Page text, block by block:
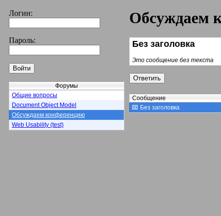
Логин:
Пароль:
Форумы
Общие вопросы
Document Object Model
Обсуждаем конференцию
Web Usability (test)
Обсуждаем
Без заголовка
Это сообщение без текста
Сообщение
Без заголовка